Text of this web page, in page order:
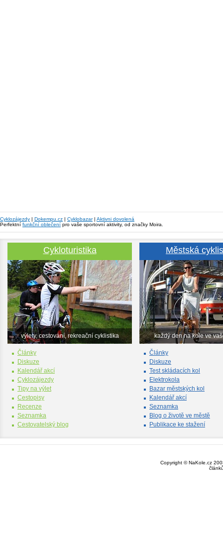
Cyklozájezdy | Dokempu.cz | Cyklobazar| Aktivni dovolená
Perfektní funkční oblečení pro vaše sportovní aktivity, od značky Moira.
Cykloturistika
výlety, cestování, rekreační cyklistika
Články
Diskuze
Kalendář akcí
Cyklozájezdy
Tipy na výlet
Cestopisy
Recenze
Seznamka
Cestovatelský blog
Městská
každý den na kole ve
Články
Diskuze
Test skládacích kol
Elektrokola
Bazar městských kol
Kalendář akcí
Seznamka
Blog o životě ve městě
Publikace ke stažení
Copyright © NaKole.cz